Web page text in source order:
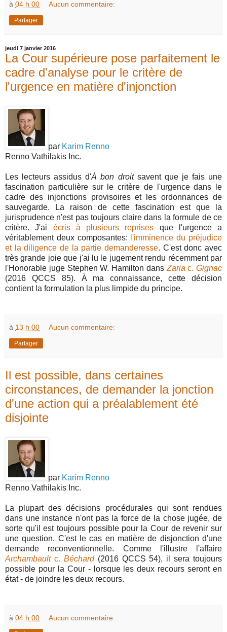
à 04 h 00 Aucun commentaire:
Partager
jeudi 7 janvier 2016
La Cour supérieure pose parfaitement le
cadre d'analyse pour le critère de
l'urgence en matière d'injonction
par Karim Renno
Renno Vathilakis Inc.
Les lecteurs assidus d'À bon droit savent que je fais une
fascination particulière sur le critère de l'urgence dans le
cadre des injonctions provisoires et les ordonnances de
sauvegarde. La raison de cette fascination est que la
jurisprudence n'est pas toujours claire dans la formule de ce
critère. J'ai écris à plusieurs reprises que l'urgence a
véritablement deux composantes: l'imminence du préjudice
et la diligence de la partie demanderesse. C'est donc avec
très grande joie que j'ai lu le jugement rendu récemment par
l'Honorable juge Stephen W. Hamilton dans Zaria c. Gignac
(2016 QCCS 85). À ma connaissance, cette décision
contient la formulation la plus limpide du principe.
à 13 h 00 Aucun commentaire:
Partager
Il est possible, dans certaines
circonstances, de demander la jonction
d'une action qui a préalablement été
disjointe
par Karim Renno
Renno Vathilakis Inc.
La plupart des décisions procédurales qui sont rendues
dans une instance n'ont pas la force de la chose jugée, de
sorte qu'il est toujours possible pour la Cour de revenir sur
une question. C'est le cas en matière de disjonction d'une
demande reconventionnelle. Comme l'illustre l'affaire
Archambaultc. Béchard(2016 QCCS 54), il sera toujours
possible pour la Cour - lorsque les deux recours seront en
état - de joindre les deux recours.
à 04 h 00 Aucun commentaire: